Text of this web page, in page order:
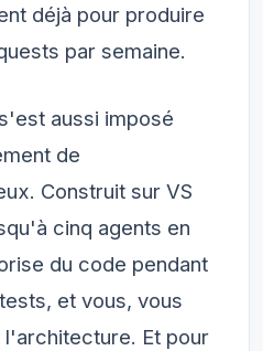
déjà pour produire
par semaine.
aussi imposé
de
Construit sur VS
cinq agents en
du code pendant
et vous, vous
Et pour